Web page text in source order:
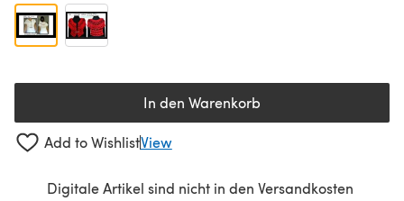
In den Warenkorb
Add to WishlistView
Digitale Artikel sind nicht in den Versandkosten